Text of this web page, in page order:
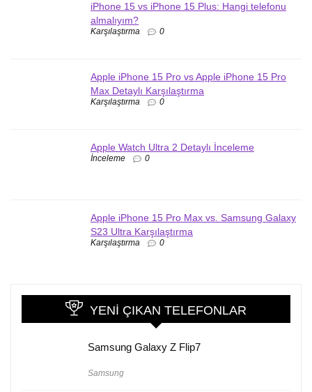
iPhone 15 vs iPhone 15 Plus: Hangi telefonu
almalıyım?
Karşılaştırma 0
Apple iPhone 15 Pro vs Apple iPhone 15 Pro
Max Detaylı Karşılaştırma
Karşılaştırma 0
Apple Watch Ultra 2 Detaylı İnceleme
İnceleme 0
Apple iPhone 15 Pro Max vs. Samsung Galaxy
S23 Ultra Karşılaştırma
Karşılaştırma 0
YENI ÇIKAN TELEFONLAR
Samsung Galaxy Z Flip7
Samsung